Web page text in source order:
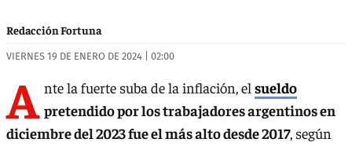
Redacción Fortuna
VIERNES 19 DE ENERO DE 2024 | 02:00
A nte la fuerte suba de la inflación, el sueldo
pretendido por los trabajadores argentinos en
diciembre del 2023 fue el más alto desde 2017, según